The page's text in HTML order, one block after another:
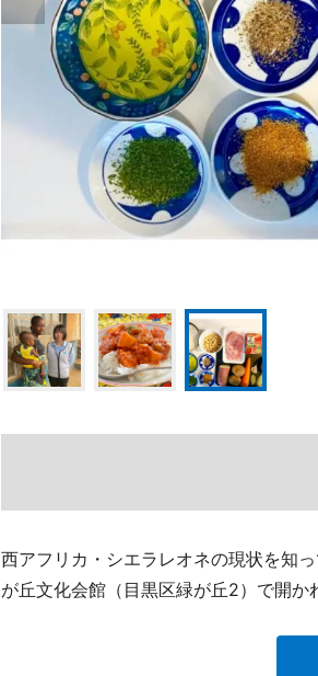
西アフリカ・シエラレオネの現状を知
が丘文化会館（目黒区緑が丘2）で開か